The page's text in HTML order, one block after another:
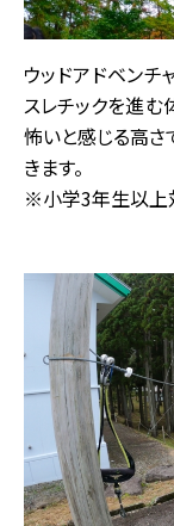
ウッドアドベン
スレチックを進
怖いと感じる高さ
きます。
※小学3年生以上